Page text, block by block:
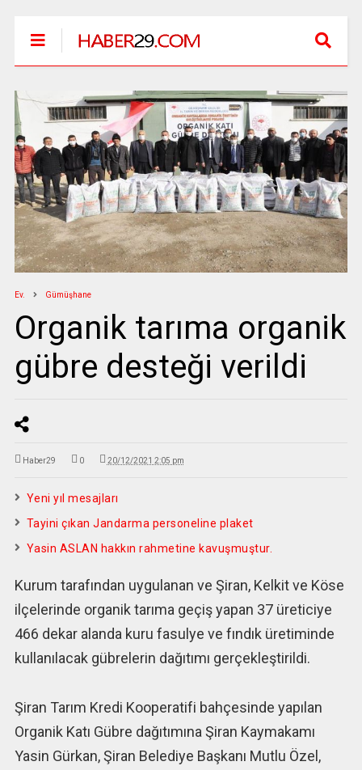
Ev. Gümüşhane
Organik tarıma organik
gübre desteği verildi
Haber29 0 20/12/2021 2:05 pm
Yeni yıl mesajları
Tayini çıkan Jandarma personeline plaket
Yasin ASLAN hakkın rahmetine kavuşmuştur.
Kurum tarafından uygulanan ve Şiran, Kelkit ve Köse
ilçelerinde organik tarıma geçiş yapan 37 üreticiye
466 dekar alanda kuru fasulye ve fındık üretiminde
kullanılacak gübrelerin dağıtımı gerçekleştirildi.
Şiran Tarım Kredi Kooperatifi bahçesinde yapılan
Organik Katı Gübre dağıtımına Şiran Kaymakamı
Yasin Gürkan, Şiran Belediye Başkanı Mutlu Özel,